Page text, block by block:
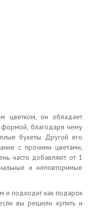
цветком, он обладает
формой, благодаря чему
букеты. Другой его
с прочими цветами,
часто добавляют от 1
и неповторимые
и подходит как подарок
вы решили купить и